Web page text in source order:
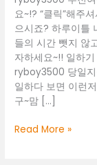
요~!? “클릭”해주
으시죠? 하루이틀
들의 시간 뺏지 않
자하세요~!! 일하
ryboy3500 당일지
일하다 보면 이런
구~맘 […]
대
Read More »